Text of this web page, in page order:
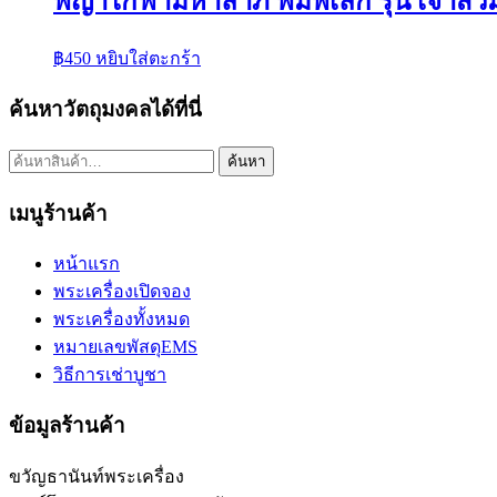
฿450 หยิบใส่ตะกร้า
ค้นหาวัตถุมงคลได้ที่นี่
ค้นหา: ค้นหา
เมนูร้านค้า
หน้าแรก
พระเครื่องเปิดจอง
พระเครื่องทั้งหมด
หมายเลขพัสดุEMS
วิธีการเช่าบูชา
ข้อมูลร้านค้า
ขวัญธานันท์พระเครื่อง